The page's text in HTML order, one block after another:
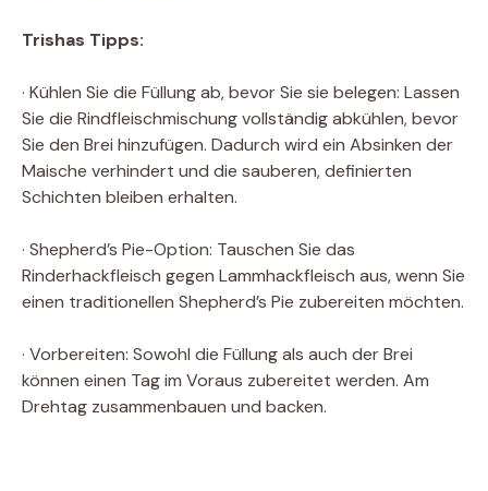
Trishas Tipps:
· Kühlen Sie die Füllung ab, bevor Sie sie belegen: Lassen
Sie die Rindfleischmischung vollständig abkühlen, bevor
Sie den Brei hinzufügen. Dadurch wird ein Absinken der
Maische verhindert und die sauberen, definierten
Schichten bleiben erhalten.
· Shepherd’s Pie-Option: Tauschen Sie das
Rinderhackfleisch gegen Lammhackfleisch aus, wenn Sie
einen traditionellen Shepherd’s Pie zubereiten möchten.
· Vorbereiten: Sowohl die Füllung als auch der Brei
können einen Tag im Voraus zubereitet werden. Am
Drehtag zusammenbauen und backen.